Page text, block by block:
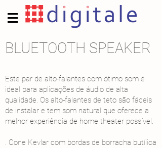
BLUETOOTH SPEAKER
Este par de alto-falantes com ótimo som é
ideal para aplicações de áudio de alta
qualidade. Os alto-falantes de teto são fáceis
de instalar e tem som natural que oferece a
melhor experiência de home theater possível.
. Cone Kevlar com bordas de borracha butílica